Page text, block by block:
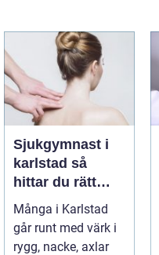
Sjukgymnast i
karlstad så
hittar du rätt
hjälp för
kroppen
Många i Karlstad
går runt med värk i
rygg, nacke, axlar